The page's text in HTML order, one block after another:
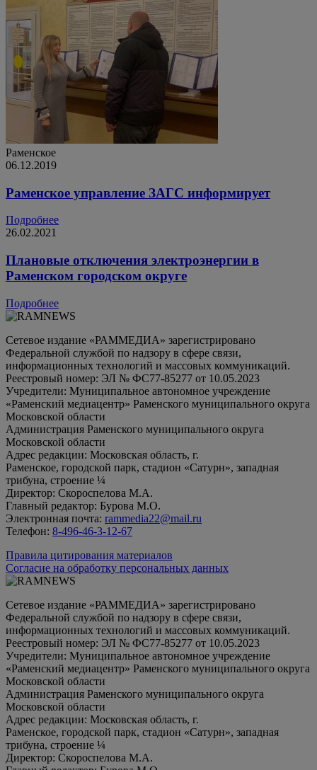
Раменское
06.12.2019
Раменское управление ЗАГС информирует
Подробнее
26.02.2021
Плановые отключения электроэнергии в
Раменском городском округе
Подробнее
Сетевое издание «РАММЕДИА» зарегистрировано
Федеральной службой по надзору в сфере связи,
информационных технологий и массовых коммуникаций.
Реестровый номер: ЭЛ № ФС77-85277 от 10.05.2023
Учредители: Муниципальное автономное учреждение
«Раменский медиацентр» Раменского муниципального округа
Московской области
Администрация Раменского муниципального округа
Московской области
Адрес редакции: Московская область, г.
Раменское, городской парк, стадион «Сатурн», западная
трибуна, строение ¼
Директор: Скороспелова М.А.
Главный редактор: Бурова М.О.
Электронная почта: rammedia22@mail.ru
Телефон: 8-496-46-3-12-67
Правила цитирования материалов
Согласие на обработку персональных данных
Сетевое издание «РАММЕДИА» зарегистрировано
Федеральной службой по надзору в сфере связи,
информационных технологий и массовых коммуникаций.
Реестровый номер: ЭЛ № ФС77-85277 от 10.05.2023
Учредители: Муниципальное автономное учреждение
«Раменский медиацентр» Раменского муниципального округа
Московской области
Администрация Раменского муниципального округа
Московской области
Адрес редакции: Московская область, г.
Раменское, городской парк, стадион «Сатурн», западная
трибуна, строение ¼
Директор: Скороспелова М.А.